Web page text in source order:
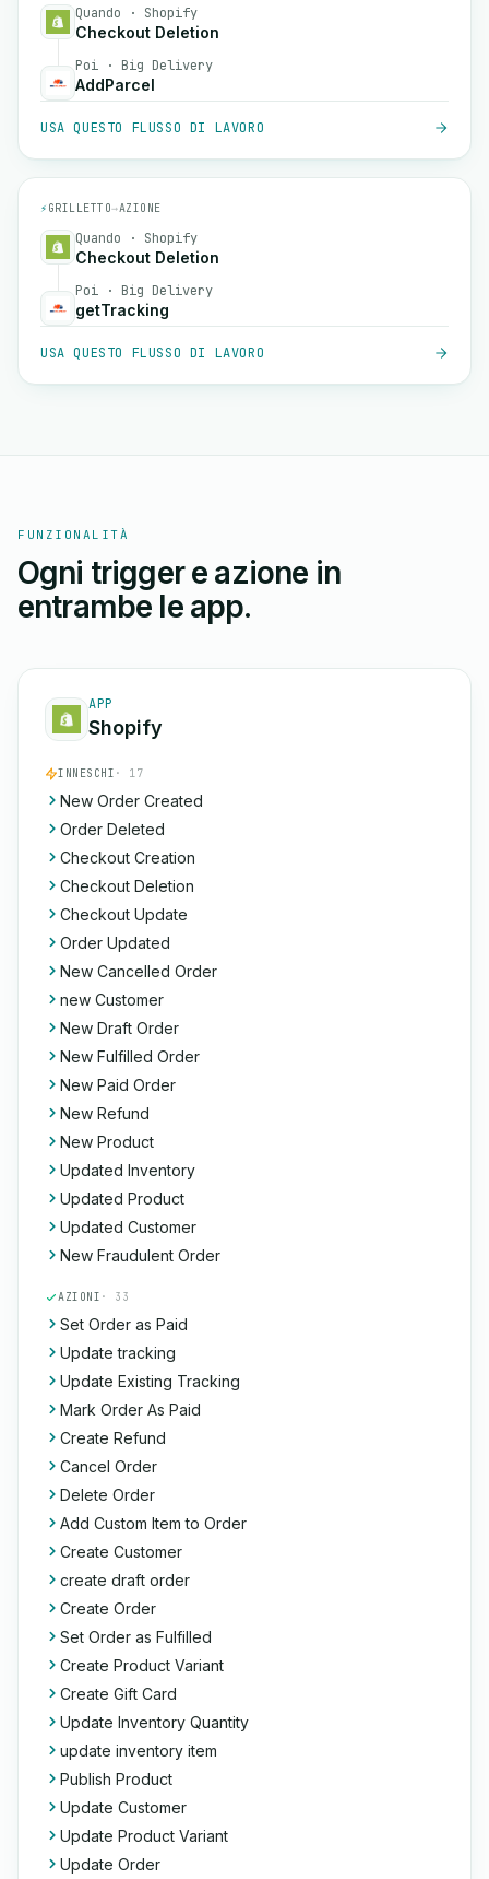
Quando · Shopify
Checkout Deletion
Poi · Big Delivery
AddParcel
USA QUESTO FLUSSO DI LAVORO
⚡ GRILLETTO→AZIONE
Quando · Shopify
Checkout Deletion
Poi · Big Delivery
getTracking
USA QUESTO FLUSSO DI LAVORO
FUNZIONALITÀ
Ogni trigger e azione in
entrambe le app.
APP
Shopify
INNESCHI · 17
New Order Created
Order Deleted
Checkout Creation
Checkout Deletion
Checkout Update
Order Updated
New Cancelled Order
new Customer
New Draft Order
New Fulfilled Order
New Paid Order
New Refund
New Product
Updated Inventory
Updated Product
Updated Customer
New Fraudulent Order
AZIONI · 33
Set Order as Paid
Update tracking
Update Existing Tracking
Mark Order As Paid
Create Refund
Cancel Order
Delete Order
Add Custom Item to Order
Create Customer
create draft order
Create Order
Set Order as Fulfilled
Create Product Variant
Create Gift Card
Update Inventory Quantity
update inventory item
Publish Product
Update Customer
Update Product Variant
Update Order